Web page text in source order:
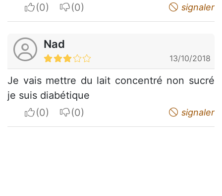
I apreciateI do not appreciate signaler
Nad
13/10/2018
Je vais mettre du lait concentré non sucré
je suis diabétique
I apreciateI do not appreciate signaler